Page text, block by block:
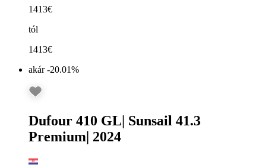
1413€
tól
1413€
akár -20.01%
Dufour 410 GL| Sunsail 41.3
Premium| 2024